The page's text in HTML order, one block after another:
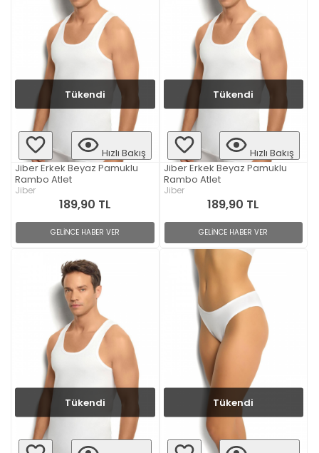
Tükendi
Hızlı Bakış
Jiber Erkek Beyaz Pamuklu
Rambo Atlet
Jiber
189,90 TL
GELİNCE HABER VER
Tükendi
Hızlı Bakış
Jiber Erkek Beyaz Pamuklu
Rambo Atlet
Jiber
189,90 TL
GELİNCE HABER VER
Tükendi Tükendi